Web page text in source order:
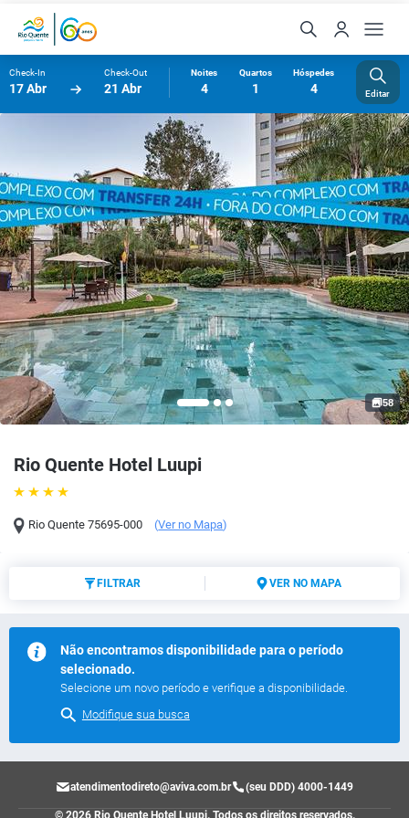
Check-In
17 Abr
Check-Out
21 Abr
Noites
4
Quartos
1
Hóspedes
4 Editar
Rio Quente Hotel Luupi
Rio Quente 75695-000 (Ver no Mapa)
58
FILTRAR VER NO MAPA
Não encontramos disponibilidade para o período
selecionado.
Selecione um novo período e verifique a disponibilidade.
Modifique sua busca
atendimentodireto@aviva.com.br (seu DDD) 4000-1449
© 2026 Rio Quente Hotel Luupi. Todos os direitos reservados.